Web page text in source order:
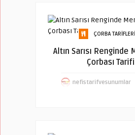
ÇORBA TARIFLERI
Altın Sarısı Renginde
Çorbası Tarifi
nefistarifvesunumlar